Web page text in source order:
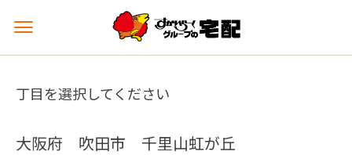
メ
ュ
を
丁目を選択してください
大阪府 吹田市 千里山虹が丘